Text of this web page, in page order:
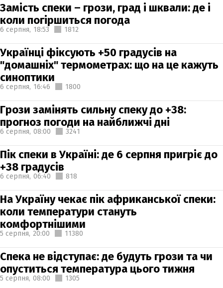
Замість спеки – грози, град і шквали: де і
коли погіршиться погода
6 серпня, 18:53 1812
Українці фіксують +50 градусів на
"домашніх" термометрах: що на це кажуть
синоптики
6 серпня, 16:46 1800
Грози замінять сильну спеку до +38:
прогноз погоди на найближчі дні
6 серпня, 08:00 3241
Пік спеки в Україні: де 6 серпня пригріє до
+38 градусів
6 серпня, 06:40 818
На Україну чекає пік африканської спеки:
коли температури стануть
комфортнішими
5 серпня, 20:00 11380
Спека не відступає: де будуть грози та чи
опуститься температура цього тижня
5 серпня, 08:00 1305